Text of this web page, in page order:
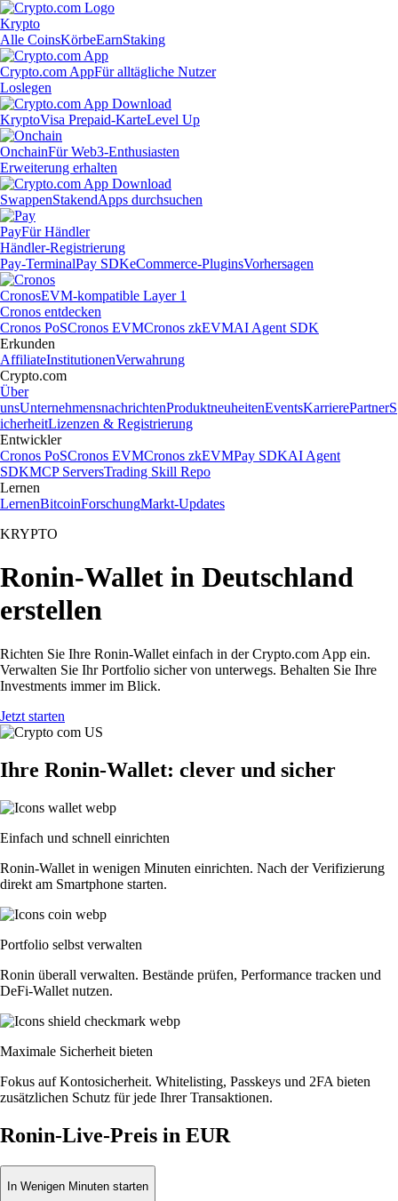
Krypto
Alle CoinsKörbeEarnStaking
Crypto.com AppFür alltägliche Nutzer
Loslegen
KryptoVisa Prepaid-KarteLevel Up
OnchainFür Web3-Enthusiasten
Erweiterung erhalten
SwappenStakendApps durchsuchen
PayFür Händler
Händler-Registrierung
Pay-TerminalPay SDKeCommerce-PluginsVorhersagen
CronosEVM-kompatible Layer 1
Cronos entdecken
Cronos PoSCronos EVMCronos zkEVMAI Agent SDK
Erkunden
AffiliateInstitutionenVerwahrung
Crypto.com
Über
unsUnternehmensnachrichtenProduktneuheitenEventsKarrierePartnerS
icherheitLizenzen & Registrierung
Entwickler
Cronos PoSCronos EVMCronos zkEVMPay SDKAI Agent
SDKMCP ServersTrading Skill Repo
Lernen
LernenBitcoinForschungMarkt-Updates
KRYPTO
Ronin-Wallet in Deutschland
erstellen
Richten Sie Ihre Ronin-Wallet einfach in der Crypto.com App ein.
Verwalten Sie Ihr Portfolio sicher von unterwegs. Behalten Sie Ihre
Investments immer im Blick.
Jetzt starten
Ihre Ronin-Wallet: clever und sicher
Einfach und schnell einrichten
Ronin-Wallet in wenigen Minuten einrichten. Nach der Verifizierung
direkt am Smartphone starten.
Portfolio selbst verwalten
Ronin überall verwalten. Bestände prüfen, Performance tracken und
DeFi-Wallet nutzen.
Maximale Sicherheit bieten
Fokus auf Kontosicherheit. Whitelisting, Passkeys und 2FA bieten
zusätzlichen Schutz für jede Ihrer Transaktionen.
Ronin-Live-Preis in EUR
In Wenigen Minuten starten